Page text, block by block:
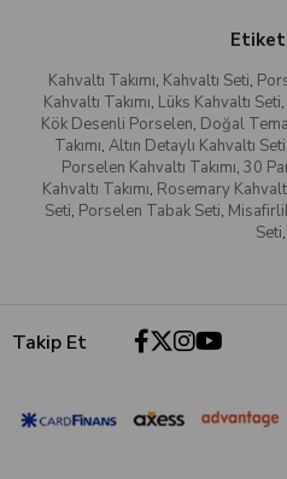
Kahvaltı Takımı, Kahvaltı Seti,
Kahvaltı Takımı, Lüks Kahvaltı Seti,
Kök Desenli Porselen, Doğal
Takımı, Altın Detaylı Kahvaltı Seti
Porselen Kahvaltı Takımı, 30
Kahvaltı Takımı, Rosemary
Seti, Porselen Tabak Seti,
Seti,
Takip Et